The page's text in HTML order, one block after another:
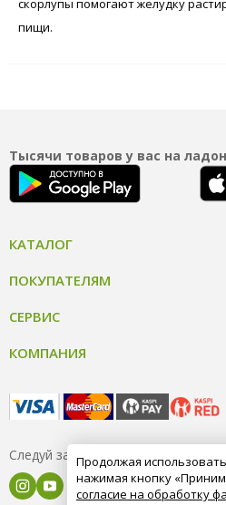
пищи.
Тысячи товаров у вас на
КАТАЛОГ
ПОКУПАТЕЛЯМ
СЕРВИС
КОМПАНИЯ
Следуй за намиПродолжая
нажимая кнопку
согласие на обработку